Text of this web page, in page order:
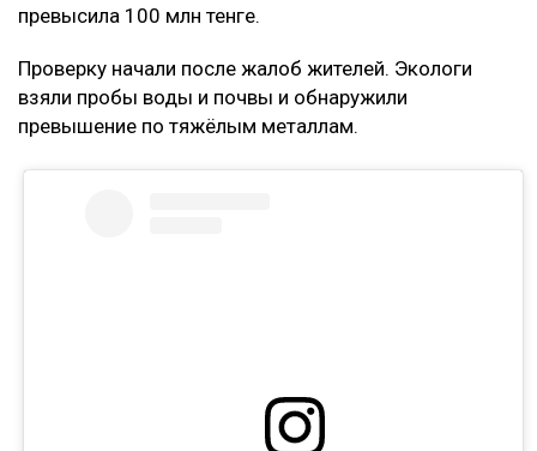
превысила 100 млн тенге.
Проверку начали после жалоб жителей. Экологи
взяли пробы воды и почвы и обнаружили
превышение по тяжёлым металлам.